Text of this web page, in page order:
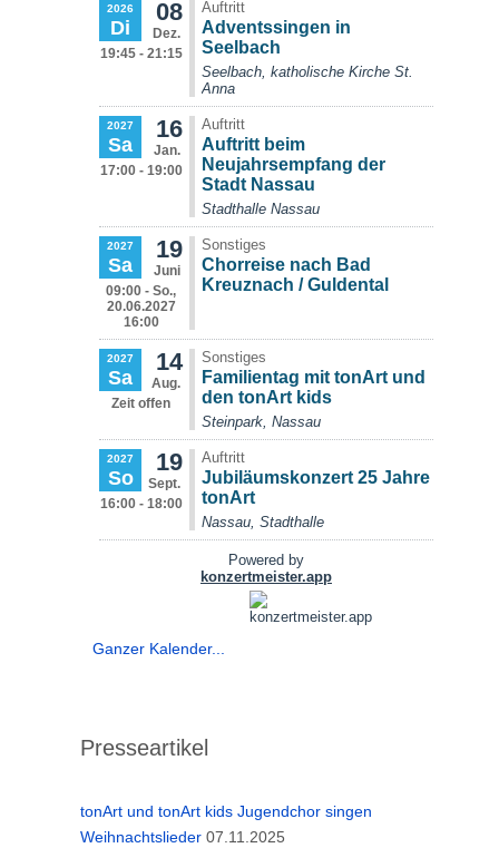
Ganzer Kalender...
Presseartikel
tonArt und tonArt kids Jugendchor singen
Weihnachtslieder 07.11.2025